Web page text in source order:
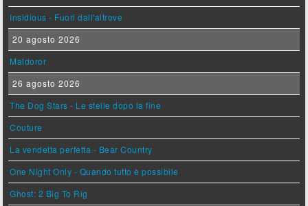
Insidious - Fuori dall'altrove
20 agosto 2026
Maldoror
26 agosto 2026
The Dog Stars - Le stelle dopo la fine
Couture
La vendetta perfetta - Bear Country
One Night Only - Quando tutto è possibile
Ghost: 2 Big To Rig